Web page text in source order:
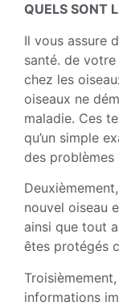
QUELS SONT
Il vous assure
santé. de
chez les
oiseaux ne
maladie. Ces
qu’un simple
des problèmes
nouvel oiseau
ainsi que tout
êtes protégés
informations